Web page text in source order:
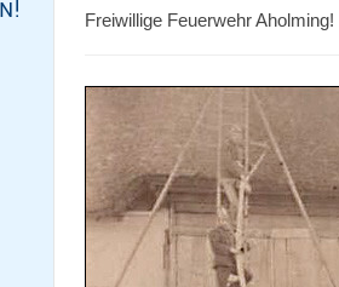
Freiwillige Feuerwehr Aholming!